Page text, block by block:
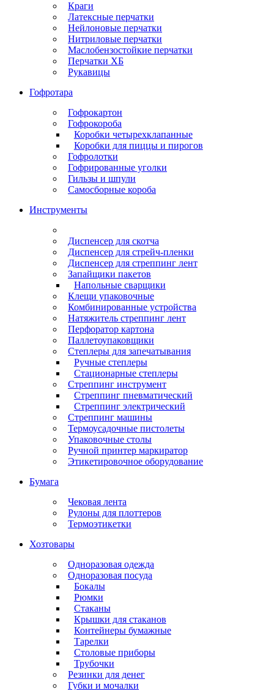
Краги
Латексные перчатки
Нейлоновые перчатки
Нитриловые перчатки
Маслобензостойкие перчатки
Перчатки ХБ
Рукавицы
Гофротара
Гофрокартон
Гофрокороба
Коробки четырехклапанные
Коробки для пиццы и пирогов
Гофролотки
Гофрированные уголки
Гильзы и шпули
Самосборные короба
Инструменты
Диспенсер для скотча
Диспенсер для стрейч-пленки
Диспенсер для стреппинг лент
Запайщики пакетов
Напольные сварщики
Клещи упаковочные
Комбинированные устройства
Натяжитель стреппинг лент
Перфоратор картона
Паллетоупаковщики
Степлеры для запечатывания
Ручные степлеры
Стационарные степлеры
Стреппинг инструмент
Стреппинг пневматический
Стреппинг электрический
Стреппинг машины
Термоусадочные пистолеты
Упаковочные столы
Ручной принтер маркиратор
Этикетировочное оборудование
Бумага
Чековая лента
Рулоны для плоттеров
Термоэтикетки
Хозтовары
Одноразовая одежда
Одноразовая посуда
Бокалы
Рюмки
Стаканы
Крышки для стаканов
Контейнеры бумажные
Тарелки
Столовые приборы
Трубочки
Резинки для денег
Губки и мочалки